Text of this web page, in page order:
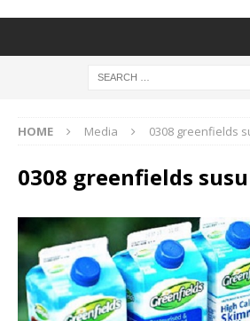
HOME Media 0308 greenfields
0308 greenfields